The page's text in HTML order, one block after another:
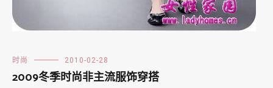
时尚 2010-02-28
2009冬季时尚非主流服饰穿搭